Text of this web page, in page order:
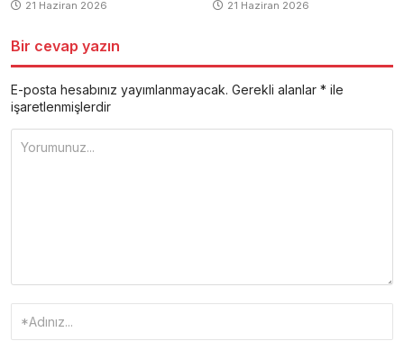
21 Haziran 2026 21 Haziran 2026
Bir cevap yazın
E-posta hesabınız yayımlanmayacak. Gerekli alanlar * ile
işaretlenmişlerdir